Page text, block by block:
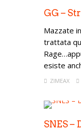
GG –
Mazzate
trattata
esiste
ZIMEAX
SNES –